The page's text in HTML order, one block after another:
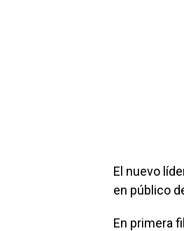
El nuevo
en público
En primera